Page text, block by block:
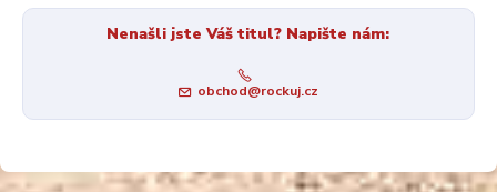
Nenašli jste Váš titul? Napište nám:
obchod@rockuj.cz